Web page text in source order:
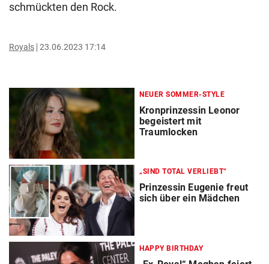
schmückten den Rock.
Royals 23.06.2023 17:14
NEUER SOMMER-STYLE
Kronprinzessin Leonor
begeistert mit
Traumlocken
„SIND TOTAL VERLIEBT“
Prinzessin Eugenie freut
sich über ein Mädchen
HAPPY BIRTHDAY